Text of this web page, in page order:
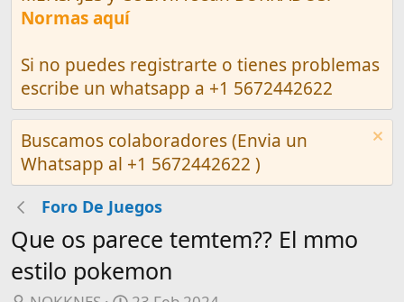
Normas aquí
Si no puedes registrarte o tienes problemas
escribe un whatsapp a +1 5672442622
Buscamos colaboradores (Envia un
Whatsapp al +1 5672442622 )
Foro De Juegos
Que os parece temtem?? El mmo
estilo pokemon